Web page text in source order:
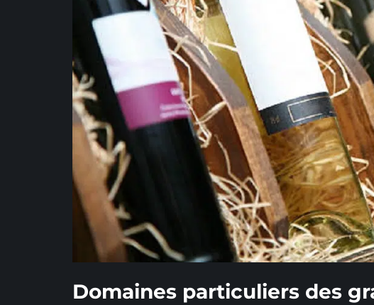
Domaines particuliers des